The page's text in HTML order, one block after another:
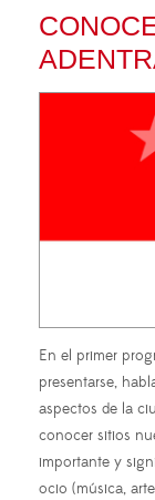
En el primer
presentarse,
aspectos de la
conocer sitios
importante y
ocio (música,